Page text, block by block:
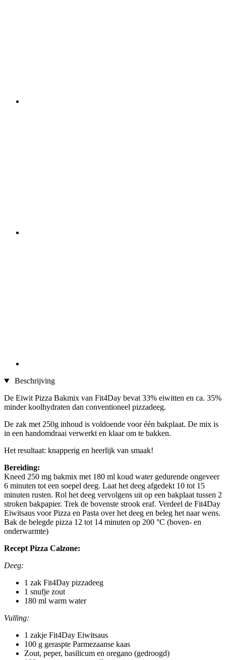
Beschrijving
De Eiwit Pizza Bakmix van Fit4Day bevat 33% eiwitten en ca. 35%
minder koolhydraten dan conventioneel pizzadeeg.
De zak met 250g inhoud is voldoende voor één bakplaat. De mix is
in een handomdraai verwerkt en klaar om te bakken.
Het resultaat: knapperig en heerlijk van smaak!
Bereiding:
Kneed 250 mg bakmix met 180 ml koud water gedurende ongeveer
6 minuten tot een soepel deeg. Laat het deeg afgedekt 10 tot 15
minuten rusten. Rol het deeg vervolgens uit op een bakplaat tussen 2
stroken bakpapier. Trek de bovenste strook eraf. Verdeel de Fit4Day
Eiwitsaus voor Pizza en Pasta over het deeg en beleg het naar wens.
Bak de belegde pizza 12 tot 14 minuten op 200 °C (boven- en
onderwarmte)
Recept Pizza Calzone:
Deeg:
1 zak Fit4Day pizzadeeg
1 snufje zout
180 ml warm water
Vulling:
1 zakje Fit4Day Eiwitsaus
100 g geraspte Parmezaanse kaas
Zout, peper, basilicum en oregano (gedroogd)